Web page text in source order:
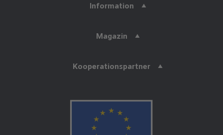
Information
Magazin
Kooperationspartner